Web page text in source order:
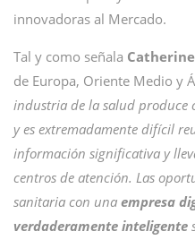
innovadoras al Mercado.
Tal y como señala
de Europa, Oriente Medio y
industria de la salud produce
y es extremadamente difícil
información significativa y
centros de atención. Las
sanitaria con una empresa
verdaderamente inteligente